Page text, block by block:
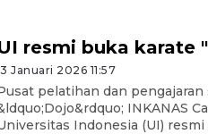
resmi buka karate
Januari 2026 11:57
pelatihan dan
INKANAS
Indonesia (UI) resmi